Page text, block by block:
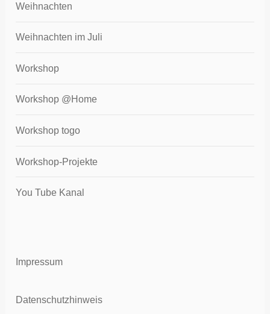
Weihnachten
Weihnachten im Juli
Workshop
Workshop @Home
Workshop togo
Workshop-Projekte
You Tube Kanal
Impressum
Datenschutzhinweis